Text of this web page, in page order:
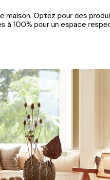
maison. Optez pour des
à 100% pour un espace